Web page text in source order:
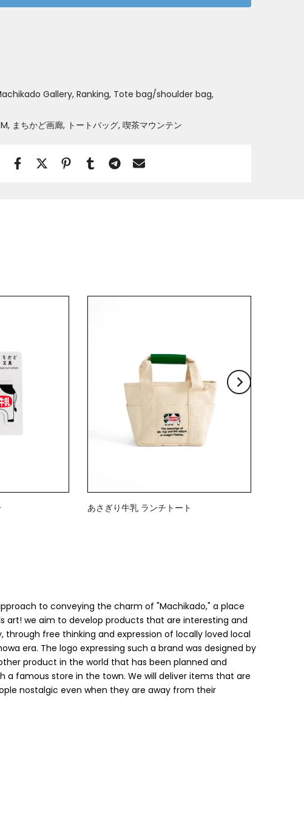
Gallery Ranking Tote bag/shoulder bag
まちかど画廊 トートバッグ 喫茶マウンテン
あさぎり牛乳 ランチトート
to conveying the charm of "Machikado," a place
art! we aim to develop products that are interesting and
free thinking and expression of locally loved local
era. The logo expressing such a brand was designed by
product in the world that has been planned and
a famous store in the town. We will deliver items that are
nostalgic even when they are away from their